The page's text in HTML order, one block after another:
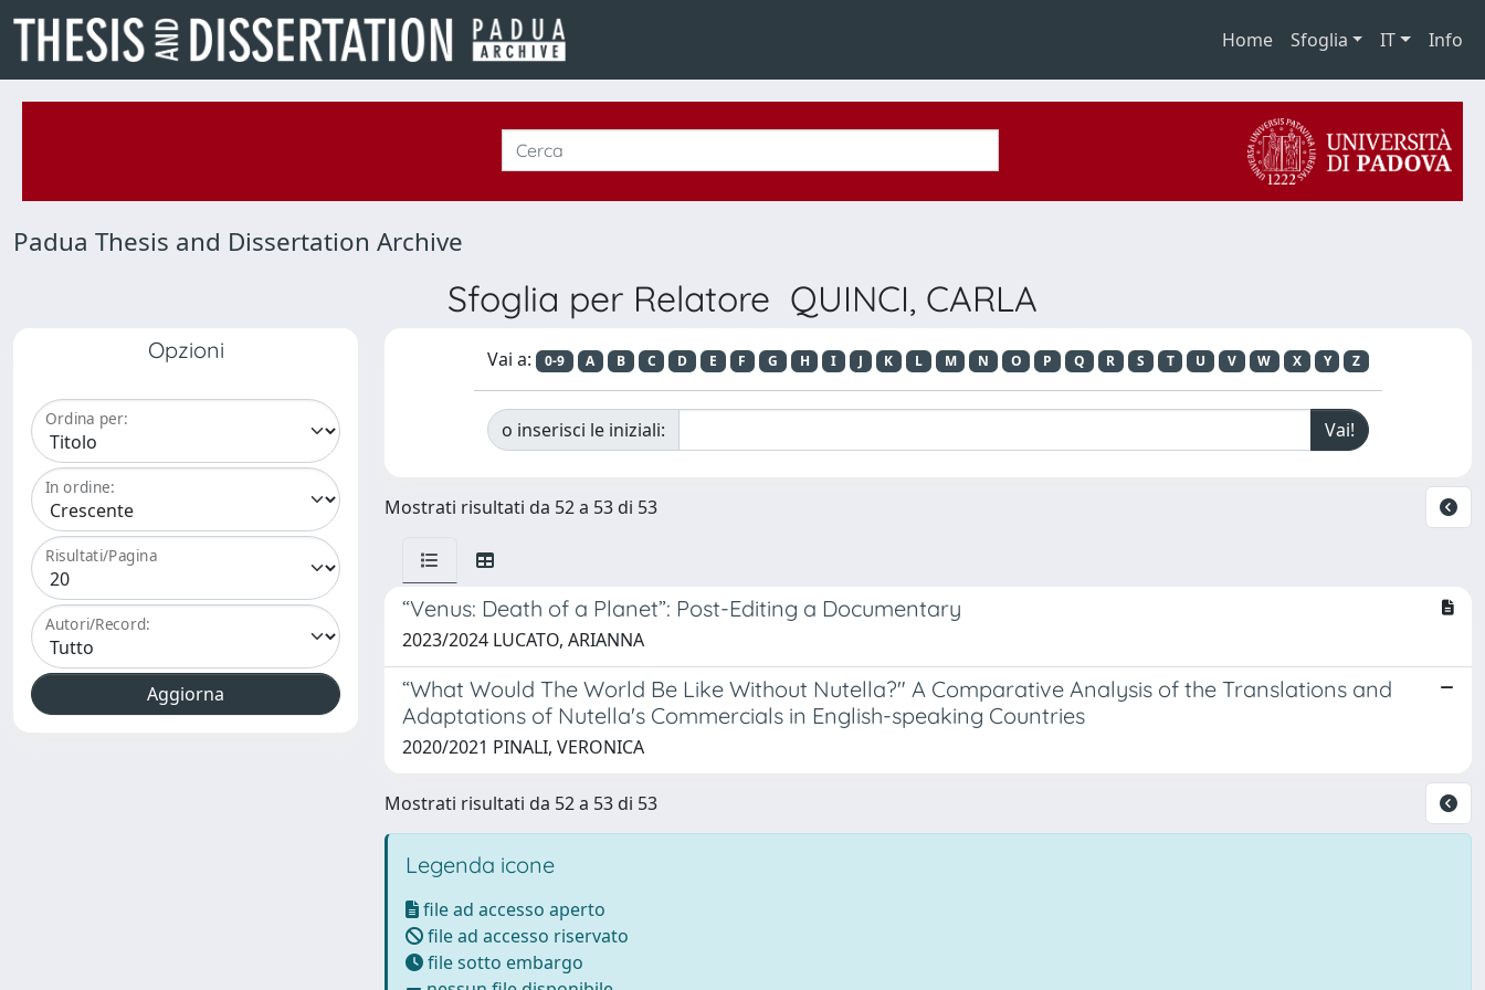
Home Sfoglia IT Info
Padua Thesis and Dissertation Archive
Sfoglia per Relatore QUINCI, CARLA
Opzioni
Ordina per:
In ordine:
Risultati/Pagina
Autori/Record:
Vai a: 0-9 A B C D E F G H I J K L M N O P Q R S T U V W X Y Z
o inserisci le iniziali:
Mostrati risultati da 52 a 53 di 53
“Venus: Death of a Planet”: Post-Editing a Documentary
2023/2024 LUCATO, ARIANNA
“What Would The World Be Like Without Nutella?" A Comparative Analysis of the Translations and
Adaptations of Nutella's Commercials in English-speaking Countries
2020/2021 PINALI, VERONICA
Mostrati risultati da 52 a 53 di 53
Legenda icone
file ad accesso aperto
file ad accesso riservato
file sotto embargo